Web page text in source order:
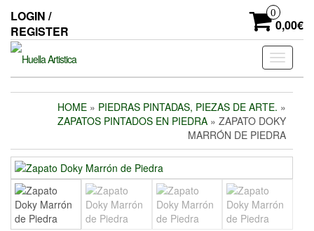
the
content
LOGIN /
REGISTER
0
0,00€
Toggle
HOME » PIEDRAS PINTADAS, PIEZAS DE ARTE. »
ZAPATOS PINTADOS EN PIEDRA » ZAPATO DOKY
MARRÓN DE PIEDRA